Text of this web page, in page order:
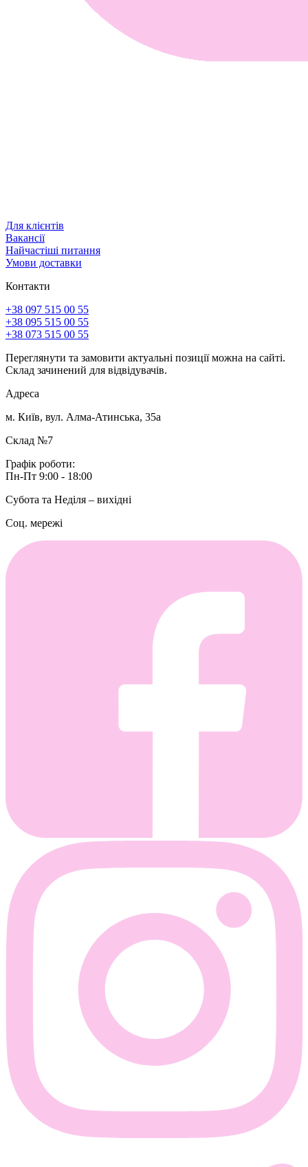
Для клієнтів
Вакансії
Найчастіші питання
Умови доставки
Контакти
+38 097 515 00 55
+38 095 515 00 55
+38 073 515 00 55
Переглянути та замовити актуальні позиції можна на сайті.
Склад зачинений для відвідувачів.
Адреса
м. Київ, вул. Алма-Атинська, 35а
Склад №7
Графік роботи:
Пн-Пт 9:00 - 18:00
Субота та Неділя – вихідні
Соц. мережі